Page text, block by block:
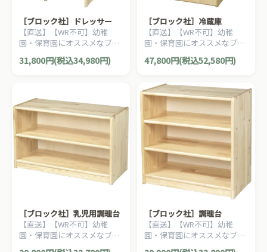
［ブロック社］ドレッサー
【直送】【WR不可】幼稚
園・保育園にオススメなブロ
ック社の木製ごっこ遊びアイ
テム。おままごと、ごっこ遊
31,800円(税込34,980円)
［ブロック社］冷蔵庫
【直送】【WR不可】幼稚
園・保育園にオススメなブロ
ック社の木製おままごとキッ
チンアイテム。おままごと、
ピッタリです。
47,800円(税込52,580円)
［ブロック社］乳児用調理台
【直送】【WR不可】幼稚
園・保育園にオススメなブロ
ック社の木製おままごとキッ
［ブロック社］調理台
【直送】【WR不可】幼稚
園・保育園にオススメなブロ
ック社の木製おままごとキッ